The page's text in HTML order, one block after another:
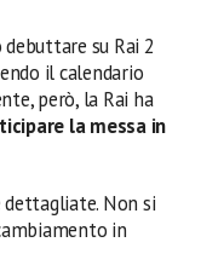
su Rai 2
il calendario
però, la Rai ha
la messa in
Non si
in